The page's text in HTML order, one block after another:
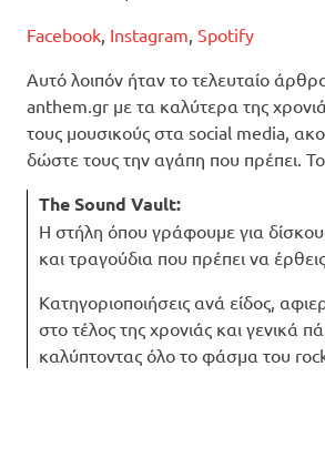
Facebook, Instagram, Spotify
Αυτό λοιπόν ήταν το τελευταίο
anthem.gr με τα καλύτερα της
τους μουσικούς στα social media,
δώστε τους την αγάπη που πρέπει. Το
The Sound Vault:
Η στήλη όπου γράφουμε για
και τραγούδια που πρέπει να
Κατηγοριοποιήσεις ανά είδος,
στο τέλος της χρονιάς και γενικά
καλύπτοντας όλο το φάσμα του